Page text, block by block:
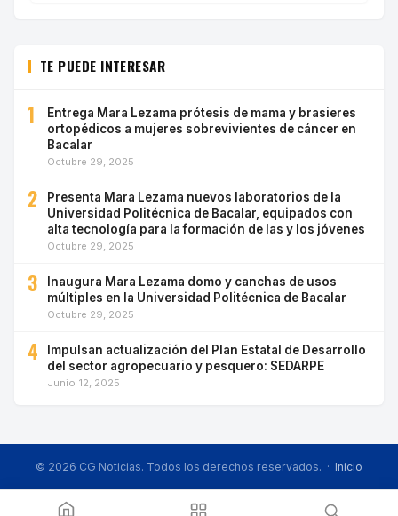
TE PUEDE INTERESAR
1
Entrega Mara Lezama prótesis de mama y brasieres
ortopédicos a mujeres sobrevivientes de cáncer en
Bacalar
Octubre 29, 2025
2
Presenta Mara Lezama nuevos laboratorios de la
Universidad Politécnica de Bacalar, equipados con
alta tecnología para la formación de las y los jóvenes
Octubre 29, 2025
3
Inaugura Mara Lezama domo y canchas de usos
múltiples en la Universidad Politécnica de Bacalar
Octubre 29, 2025
4
Impulsan actualización del Plan Estatal de Desarrollo
del sector agropecuario y pesquero: SEDARPE
Junio 12, 2025
© 2026 CG Noticias. Todos los derechos reservados. · Inicio